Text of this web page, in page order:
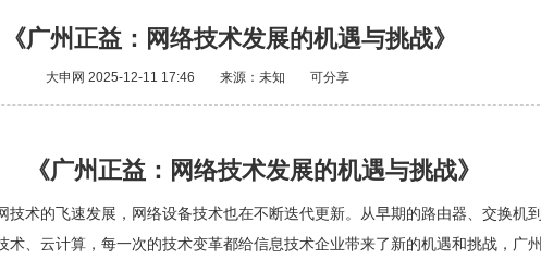
《广州正益：网络技术发展的机遇与挑战》
大申网 2025-12-11 17:46 来源：未知 可分享
《广州正益：网络技术发展的机遇与挑战》
技术的飞速发展，网络设备技术也在不断迭代更新。从早期的路由器、交换机到
术、云计算，每一次的技术变革都给信息技术企业带来了新的机遇和挑战，广州